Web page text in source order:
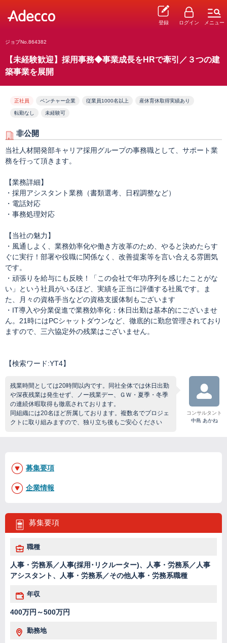
登録 ログイン メニュー
ジョブNo.864382
【未経験歓迎】採用事務◆事業成長をHRで牽引／３つの建
築事業を展開
正社員 ベンチャー企業 従業員1000名以上 産休育休取得実績あり
転勤なし 未経験可
非公開
当社人材開発部キャリア採用グループの事務職として、サポート業
務を行って頂きます。
【業務詳細】
・採用アシスタント業務（書類選考、日程調整など）
・電話対応
・事務処理対応
【当社の魅力】
・風通しよく、業務効率化や働き方改革のため、やると決めたらす
ぐに実行！部署や役職に関係なく、改善提案等を言い合える雰囲気
です。
・頑張りを給与にも反映！「この会社で年功序列を感じたことがな
い」という社員がいるほど、実績を正当に評価する社風です。ま
た、月々の資格手当などの資格支援体制もございます
・IT導入や分業促進で業務効率化：休日出勤は基本的にございませ
ん。21時にはPCシャットダウンなど、徹底的に勤怠管理されており
ますので、三六協定外の残業はございません。
【検索ワード:YT4】
残業時間としては20時間以内です。同社全体では休日出勤
や深夜残業は発生せず、ノー残業デー、ＧＷ・夏季・冬季
の連続休暇取得も徹底されております。
同組織には20名ほど所属しております。複数名でプロジェ
クトに取り組みますので、独り立ち後もご安心ください
コンサルタント
中島 あかね
募集要項
職種
人事・労務系／人事(採用･リクルーター)、人事・労務系／人事
アシスタント、人事・労務系／その他人事・労務系職種
年収
400万円～500万円
勤務地
募集要項
企業情報